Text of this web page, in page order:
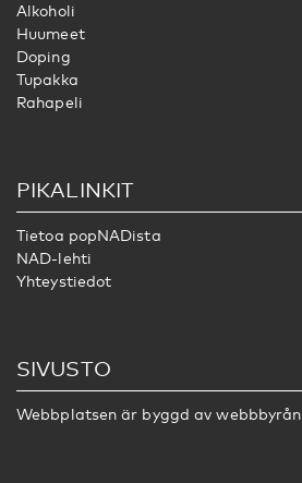
Alkoholi
Huumeet
Doping
Tupakka
Rahapeli
PIKALINKIT
Tietoa popNADista
NAD-lehti
Yhteystiedot
SIVUSTO
Webbplatsen är byggd av webbbyrån